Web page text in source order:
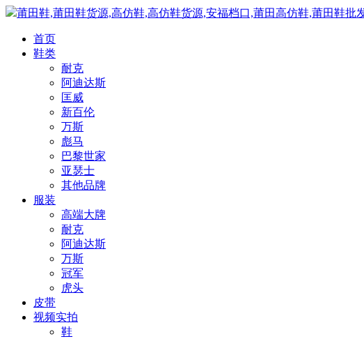
莆田鞋,莆田鞋货源,高仿鞋,高仿鞋货源,安福档口,莆田高仿鞋,莆田鞋
首页
鞋类
耐克
阿迪达斯
匡威
新百伦
万斯
彪马
巴黎世家
亚瑟士
其他品牌
服装
高端大牌
耐克
阿迪达斯
万斯
冠军
虎头
皮带
视频实拍
鞋